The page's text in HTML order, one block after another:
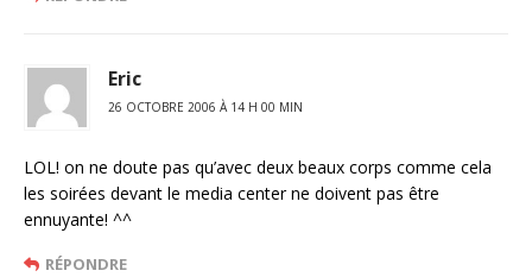
Eric
26 OCTOBRE 2006 À 14 H 00 MIN
LOL! on ne doute pas qu’avec deux beaux corps comme cela
les soirées devant le media center ne doivent pas être
ennuyante! ^^
RÉPONDRE